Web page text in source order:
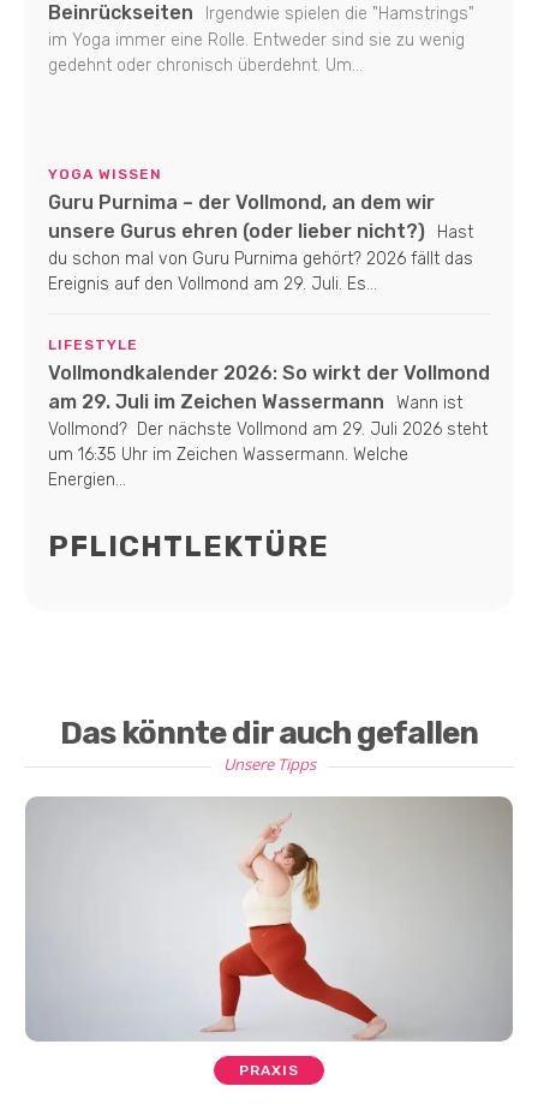
Beinrückseiten
Irgendwie spielen die "Hamstrings"
im Yoga immer eine Rolle. Entweder sind sie zu wenig
gedehnt oder chronisch überdehnt. Um...
YOGA WISSEN
Guru Purnima – der Vollmond, an dem wir
unsere Gurus ehren (oder lieber nicht?)
Hast
du schon mal von Guru Purnima gehört? 2026 fällt das
Ereignis auf den Vollmond am 29. Juli. Es...
LIFESTYLE
Vollmondkalender 2026: So wirkt der Vollmond
am 29. Juli im Zeichen Wassermann
Wann ist
Vollmond? Der nächste Vollmond am 29. Juli 2026 steht
um 16:35 Uhr im Zeichen Wassermann. Welche
Energien...
PFLICHTLEKTÜRE
Das könnte dir auch gefallen
Unsere Tipps
PRAXIS